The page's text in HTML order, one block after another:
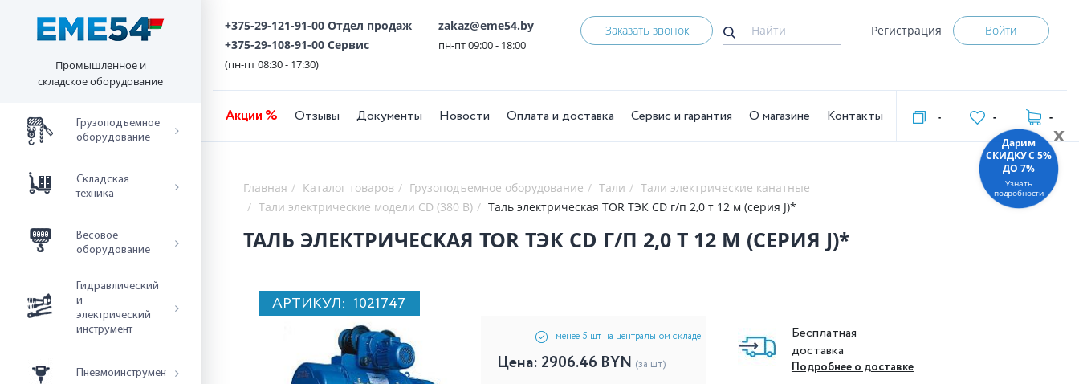
Промышленное и
складское оборудование
Грузоподъемное
оборудование
Складская
техника
Весовое
оборудование
Гидравлический
и
электрический
инструмент
Пневмоинструмент
+375-29-121-91-00 Отдел продаж
+375-29-108-91-00 Сервис
(пн-пт 08:30 - 17:30)
zakaz@eme54.by
пн-пт 09:00 - 18:00
Заказать звонок Регистрация Войти
Акции % Отзывы Документы Новости Оплата и доставка Сервис и гарантия О магазине Контакты - - -
Главная Каталог товаров Грузоподъемное оборудование Тали
Тали электрические канатные
Тали электрические модели CD (380 В)
Таль электрическая TOR ТЭК CD г/п 2,0 т 12 м (серия J)*
ТАЛЬ ЭЛЕКТРИЧЕСКАЯ TOR ТЭК CD Г/П 2,0 Т 12 М (СЕРИЯ J)*
АРТИКУЛ: 1021747
менее 5 шт на центральном складе
Цена: 2906.46 BYN (за шт)
Бесплатная
доставка
Подробнее о доставке
x
Дарим
СКИДКУ C 5%
ДО 7%
Узнать
подробности